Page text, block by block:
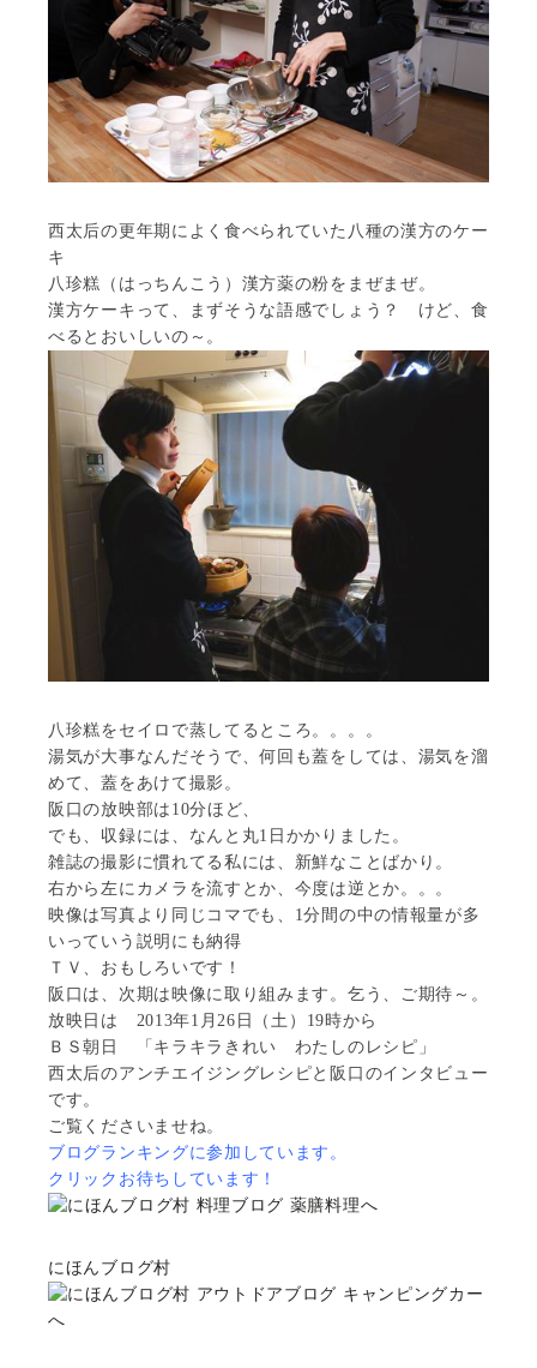
西太后の更年期によく食べられていた八種の漢方のケー
キ
八珍糕（はっちんこう）漢方薬の粉をまぜまぜ。
漢方ケーキって、まずそうな語感でしょう？ けど、食
べるとおいしいの～。
八珍糕をセイロで蒸してるところ。。。。
湯気が大事なんだそうで、何回も蓋をしては、湯気を溜
めて、蓋をあけて撮影。
阪口の放映部は10分ほど、
でも、収録には、なんと丸1日かかりました。
雑誌の撮影に慣れてる私には、新鮮なことばかり。
右から左にカメラを流すとか、今度は逆とか。。。
映像は写真より同じコマでも、1分間の中の情報量が多
いっていう説明にも納得
ＴＶ、おもしろいです！
阪口は、次期は映像に取り組みます。乞う、ご期待～。
放映日は 2013年1月26日（土）19時から
ＢＳ朝日 「キラキラきれい わたしのレシピ」
西太后のアンチエイジングレシピと阪口のインタビュー
です。
ご覧くださいませね。
ブログランキングに参加しています。
クリックお待ちしています！
にほんブログ村